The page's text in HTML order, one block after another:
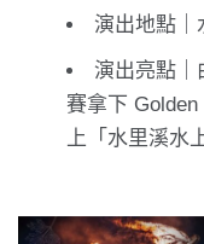
演出地點｜
演出亮點｜
賽拿下
上「水里溪水